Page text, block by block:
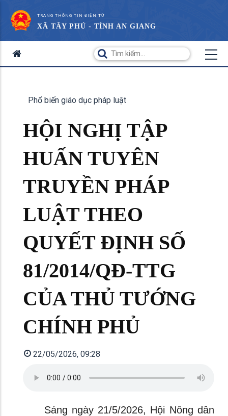
TRANG THÔNG TIN ĐIỆN TỬ
XÃ TÂY PHÚ - TỈNH AN GIANG
Phổ biến giáo dục pháp luật
HỘI NGHỊ TẬP
HUẤN TUYÊN
TRUYỀN PHÁP
LUẬT THEO
QUYẾT ĐỊNH SỐ
81/2014/QĐ-TTG
CỦA THỦ TƯỚNG
CHÍNH PHỦ
22/05/2026, 09:28
Sáng ngày 21/5/2026, Hội Nông dân